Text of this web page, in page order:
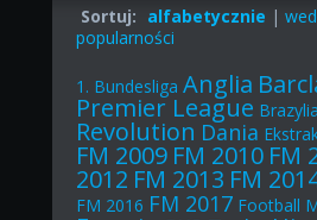
Sortuj: alfabetycznie |
popularności
1. Bundesliga Anglia
Premier League Brazylia
Revolution Dania
FM 2009 FM 2010 FM
2012 FM 2013 FM
FM 2016 FM 2017 Football